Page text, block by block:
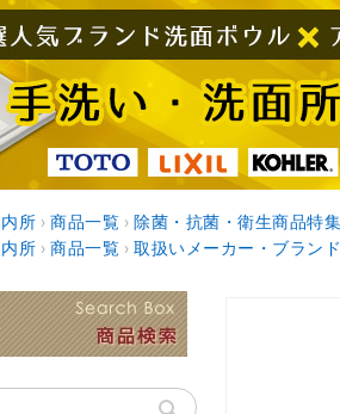
所 › 商品一覧 › 除菌・抗菌・衛生商品特集
所 › 商品一覧 › 取扱いメーカー・ブランド